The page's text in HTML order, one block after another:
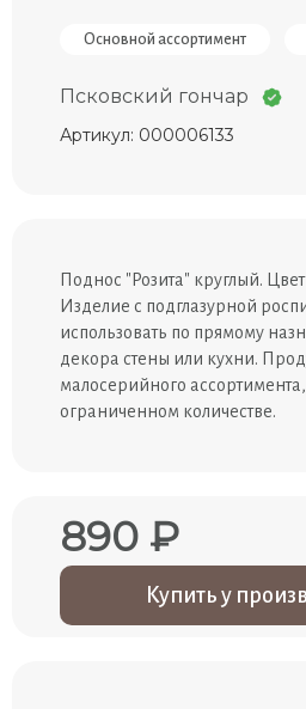
Основной ассортимент
Псковский гончар
Артикул: 000006133
Поднос "Розита" круглый.
Изделие с подглазурной
использовать по прямому
декора стены или кухни.
малосерийного
ограниченном количестве.
890 ₽
Купить у